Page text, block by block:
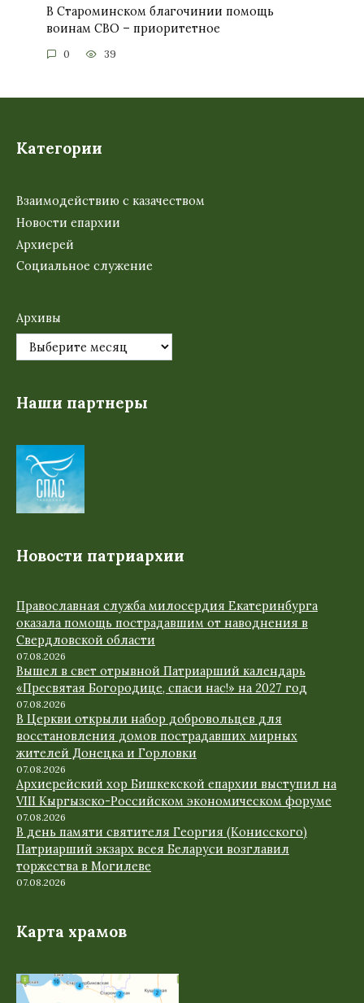
В Староминском благочинии помощь
воинам СВО – приоритетное
0 39
Категории
Взаимодействию с казачеством
Новости епархии
Архиерей
Социальное служение
Архивы
Наши партнеры
Новости патриархии
Православная служба милосердия Екатеринбурга
оказала помощь пострадавшим от наводнения в
Свердловской области
07.08.2026
Вышел в свет отрывной Патриарший календарь
«Пресвятая Богородице, спаси нас!» на 2027 год
07.08.2026
В Церкви открыли набор добровольцев для
восстановления домов пострадавших мирных
жителей Донецка и Горловки
07.08.2026
Архиерейский хор Бишкекской епархии выступил на
VIII Кыргызско-Российском экономическом форуме
07.08.2026
В день памяти святителя Георгия (Конисского)
Патриарший экзарх всея Беларуси возглавил
торжества в Могилеве
07.08.2026
Карта храмов